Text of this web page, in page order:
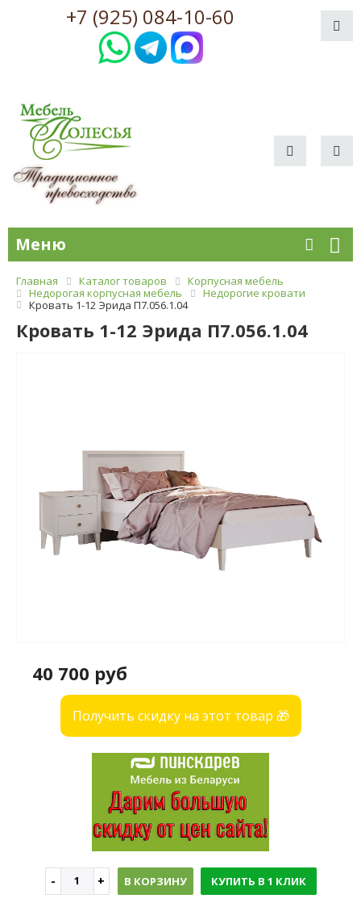
+7 (925) 084-10-60
Меню
Главная Каталог товаров
Корпусная мебель
Недорогая корпусная мебель
Недорогие кровати
Кровать 1-12 Эрида П7.056.1.04
Кровать 1-12 Эрида П7.056.1.04
40 700 руб
Получить скидку на этот товар 🎁
В КОРЗИНУ КУПИТЬ В 1 КЛИК